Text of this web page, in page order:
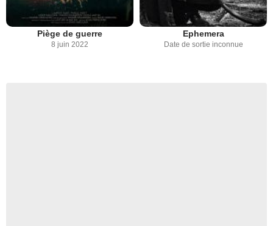
Piège de guerre
8 juin 2022
Ephemera
Date de sortie inconnue